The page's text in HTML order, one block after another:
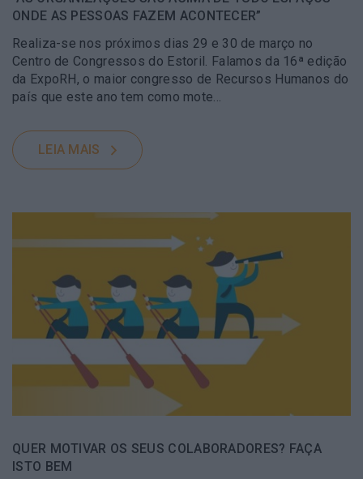
ONDE AS PESSOAS FAZEM ACONTECER”
Realiza-se nos próximos dias 29 e 30 de março no
Centro de Congressos do Estoril. Falamos da 16ª edição
da ExpoRH, o maior congresso de Recursos Humanos do
país que este ano tem como mote…
LEIA MAIS
QUER MOTIVAR OS SEUS COLABORADORES? FAÇA
ISTO BEM